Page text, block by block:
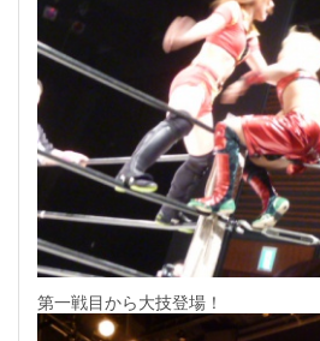
第一戦目から大技登場！